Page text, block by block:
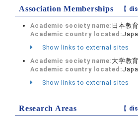
Association Memberships 【
Academic society name: 日本教
Academic country located:
Show links to external sites
Academic society name: 大学教
Academic country located:
Show links to external sites
Research Areas 【